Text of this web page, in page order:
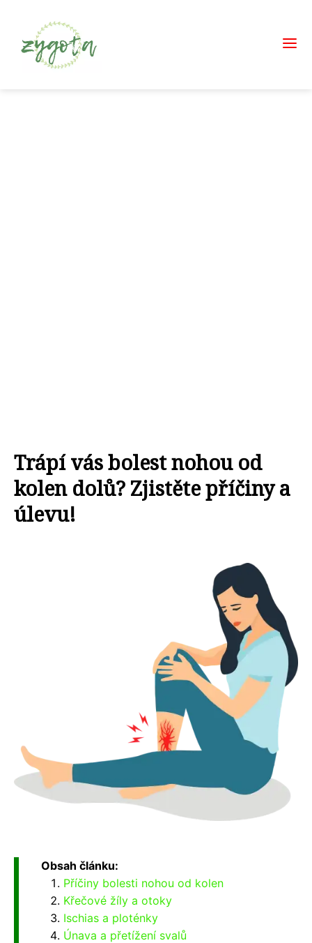
Trápí vás bolest nohou od
kolen dolů? Zjistěte příčiny a
úlevu!
Obsah článku:
Příčiny bolesti nohou od kolen
Křečové žíly a otoky
Ischias a ploténky
Únava a přetížení svalů